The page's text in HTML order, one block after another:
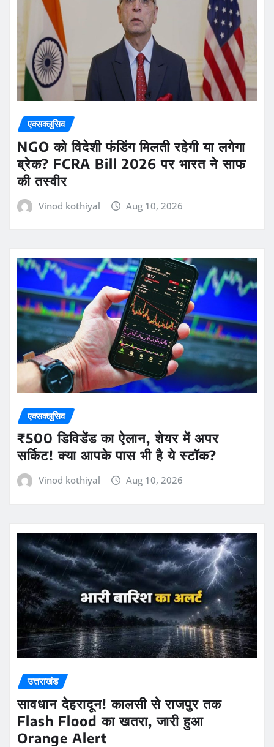
एक्सक्लूसिव
NGO को विदेशी फंडिंग मिलती रहेगी या लगेगा
ब्रेक? FCRA Bill 2026 पर भारत ने साफ
की तस्वीर
Vinod kothiyal Aug 10, 2026
एक्सक्लूसिव
₹500 डिविडेंड का ऐलान, शेयर में अपर
सर्किट! क्या आपके पास भी है ये स्टॉक?
Vinod kothiyal Aug 10, 2026
उत्तराखंड
सावधान देहरादून! कालसी से राजपुर तक
Flash Flood का खतरा, जारी हुआ
Orange Alert